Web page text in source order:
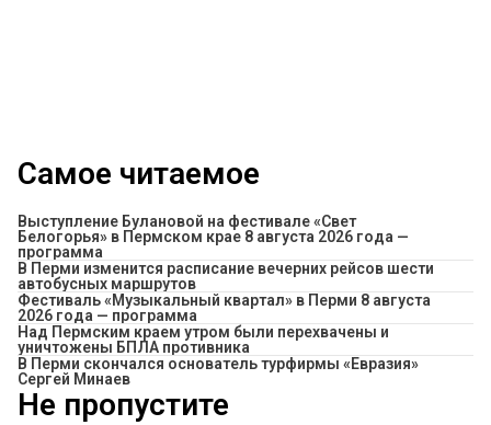
Самое читаемое
Выступление Булановой на фестивале «Свет
Белогорья» в Пермском крае 8 августа 2026 года —
программа
​В Перми изменится расписание вечерних рейсов шести
автобусных маршрутов
Фестиваль «Музыкальный квартал» в Перми 8 августа
2026 года — программа
Над Пермским краем утром были перехвачены и
уничтожены БПЛА противника
В Перми скончался основатель турфирмы «Евразия»
Сергей Минаев
Не пропустите